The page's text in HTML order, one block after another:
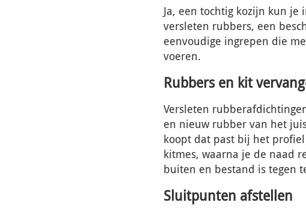
Ja, een tochtig kozijn kun
versleten rubbers, een
eenvoudige ingrepen die
voeren.
Rubbers en kit
Versleten
en nieuw rubber van het
koopt dat past bij het
kitmes, waarna je de naad
buiten en bestand is tegen
Sluitpunten afstellen